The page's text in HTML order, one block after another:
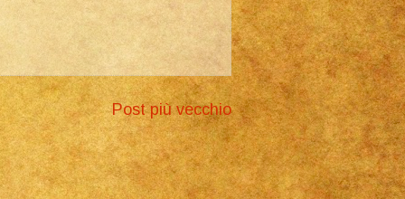
Post più vecchio